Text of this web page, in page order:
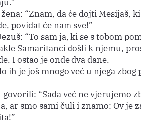
žena: “Znam, da će dojti Mesijaš,
povidat će nam sve!”
“To sam ja, ki se s tobom
Samaritanci došli k njemu,
I ostao je onde dva dane.
ih je još mnogo već u njega zbog
govorili: “Sada već ne vjerujemo
ar smo sami čuli i znamo: Ov je